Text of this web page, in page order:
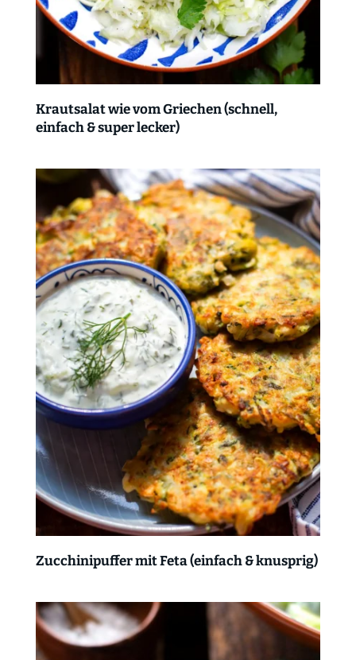
Krautsalat wie vom Griechen (schnell,
einfach & super lecker)
Zucchinipuffer mit Feta (einfach & knusprig)